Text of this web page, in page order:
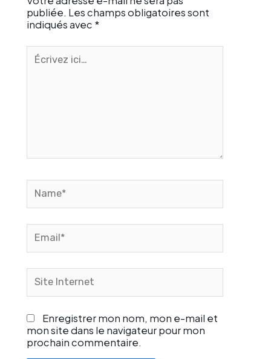
publiée. Les champs obligatoires sont
indiqués avec *
Écrivez
ici…
Internet
Enregistrer mon nom, mon e-mail et
mon site dans le navigateur pour mon
prochain commentaire.